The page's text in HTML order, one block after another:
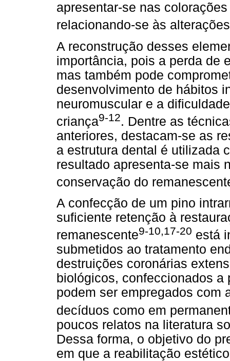
apresentar-se nas
relacionando-se às
A reconstrução desses
importância, pois a perda de
mas também pode
desenvolvimento de hábitos
neuromuscular e a
criança9-12. Dentre as
anteriores, destacam-se as
a estrutura dental é utilizada
resultado apresenta-se mais
conservação do
A confecção de um pino
suficiente retenção à
remanescente9-10,17-20 está
submetidos ao tratamento
destruições coronárias
biológicos, confeccionados
podem ser empregados com
decíduos como em
poucos relatos na literatura
Dessa forma, o objetivo do
em que a reabilitação